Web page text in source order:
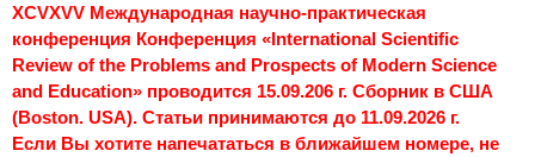
XCVXVV Международная научно-практическая
конференция Конференция «International Scientific
Review of the Problems and Prospects of Modern Science
and Education» проводится 15.09.206 г. Сборник в США
(Boston. USA). Статьи принимаются до 11.09.2026 г.
Если Вы хотите напечататься в ближайшем номере, не